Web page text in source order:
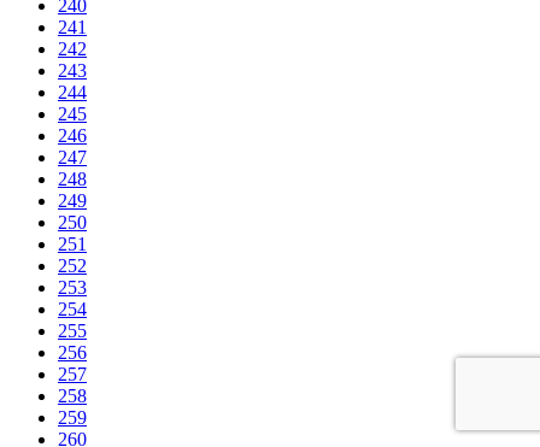
240
241
242
243
244
245
246
247
248
249
250
251
252
253
254
255
256
257
258
259
260